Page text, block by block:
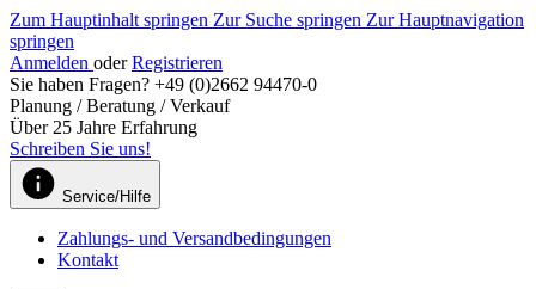
Zum Hauptinhalt springen Zur Suche springen Zur Hauptnavigation
springen
Anmelden oder Registrieren
Sie haben Fragen? +49 (0)2662 94470-0
Planung / Beratung / Verkauf
Über 25 Jahre Erfahrung
Schreiben Sie uns!
Service/Hilfe
Zahlungs- und Versandbedingungen
Kontakt